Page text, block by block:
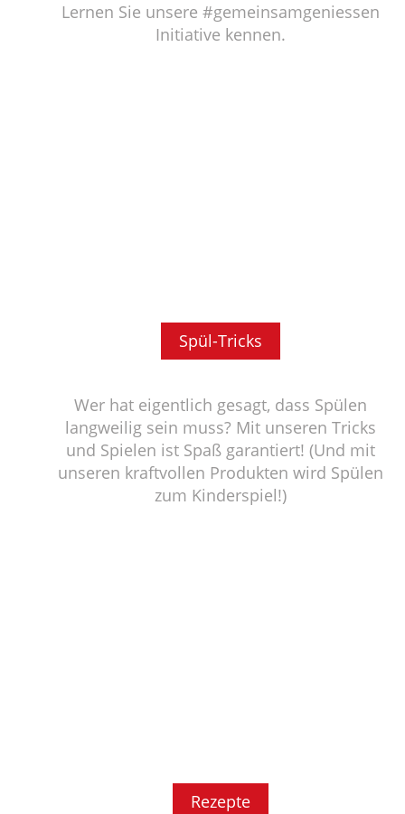
Lernen Sie unsere #gemeinsamgeniessen
Initiative kennen.
Spül-Tricks
Wer hat eigentlich gesagt, dass Spülen
langweilig sein muss? Mit unseren Tricks
und Spielen ist Spaß garantiert! (Und mit
unseren kraftvollen Produkten wird Spülen
zum Kinderspiel!)
Rezepte